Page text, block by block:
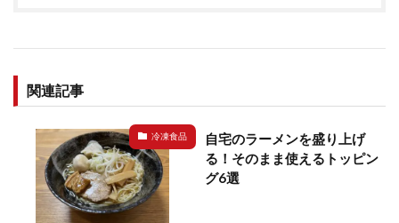
関連記事
冷凍食品
自宅のラーメンを盛り上げ
る！そのまま使えるトッピン
グ6選